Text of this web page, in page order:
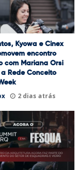
Kyowa e Cinex
encontro
com Mariana Orsi
Rede Conceito
2 dias atrás